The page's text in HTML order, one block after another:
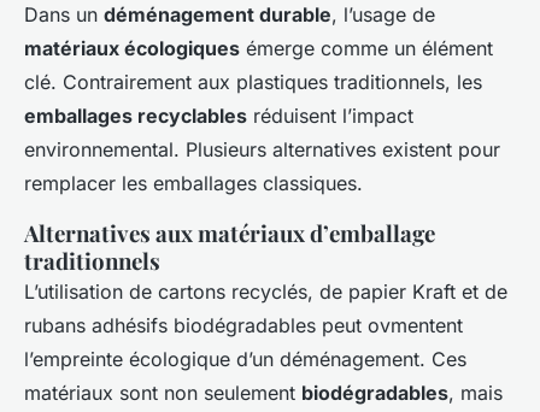
Dans un déménagement durable, l’usage de
matériaux écologiques émerge comme un élément
clé. Contrairement aux plastiques traditionnels, les
emballages recyclables réduisent l’impact
environnemental. Plusieurs alternatives existent pour
remplacer les emballages classiques.
Alternatives aux matériaux d’emballage
traditionnels
L’utilisation de cartons recyclés, de papier Kraft et de
rubans adhésifs biodégradables peut ovmentent
l’empreinte écologique d’un déménagement. Ces
matériaux sont non seulement biodégradables, mais